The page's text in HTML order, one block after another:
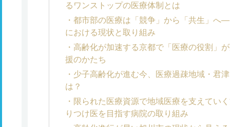
るワンストップの医療体制とは
都市部の医療は「競争」から「共生」へ
における現状と取り組み
高齢化が加速する京都で「医療の役割」
援のかたち
少子高齢化が進む今、医療過疎地域・君
は？
限られた医療資源で地域医療を支えてい
りつけ医を目指す病院の取り組み